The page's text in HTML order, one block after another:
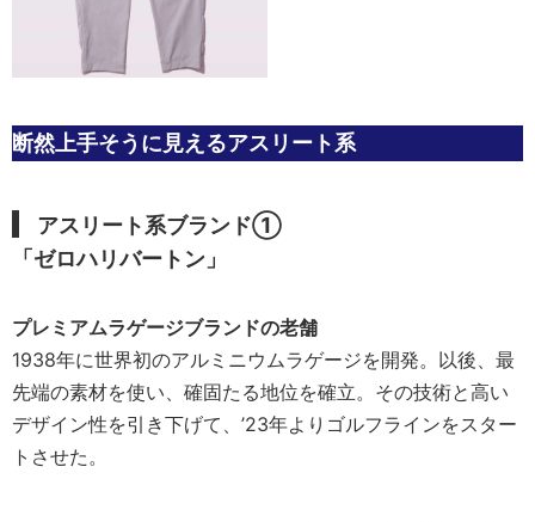
断然上手そうに見えるアスリート系
アスリート系ブランド①
「ゼロハリバートン」
プレミアムラゲージブランドの老舗
1938年に世界初のアルミニウムラゲージを開発。以後、最
先端の素材を使い、確固たる地位を確立。その技術と高い
デザイン性を引き下げて、’23年よりゴルフラインをスター
トさせた。